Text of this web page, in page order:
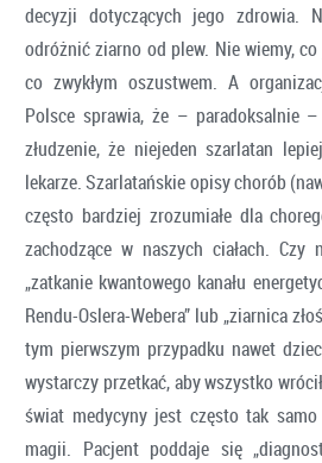
decyzji dotyczących jego zdrowia.
odróżnić ziarno od plew. Nie wiemy,
co zwykłym oszustwem. A
Polsce sprawia, że – paradoksalnie
złudzenie, że niejeden szarlatan
lekarze. Szarlatańskie opisy chorób
często bardziej zrozumiałe dla
zachodzące w naszych ciałach.
„zatkanie kwantowego kanału
Rendu-Oslera-Webera” lub „ziarnica
tym pierwszym przypadku nawet
wystarczy przetkać, aby wszystko
świat medycyny jest często tak samo
magii. Pacjent poddaje się